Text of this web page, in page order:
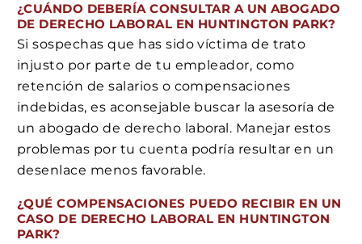
¿CUÁNDO DEBERÍA CONSULTAR A UN ABOGADO
DE DERECHO LABORAL EN HUNTINGTON PARK?
Si sospechas que has sido víctima de trato
injusto por parte de tu empleador, como
retención de salarios o compensaciones
indebidas, es aconsejable buscar la asesoría de
un abogado de derecho laboral. Manejar estos
problemas por tu cuenta podría resultar en un
desenlace menos favorable.
¿QUÉ COMPENSACIONES PUEDO RECIBIR EN UN
CASO DE DERECHO LABORAL EN HUNTINGTON
PARK?